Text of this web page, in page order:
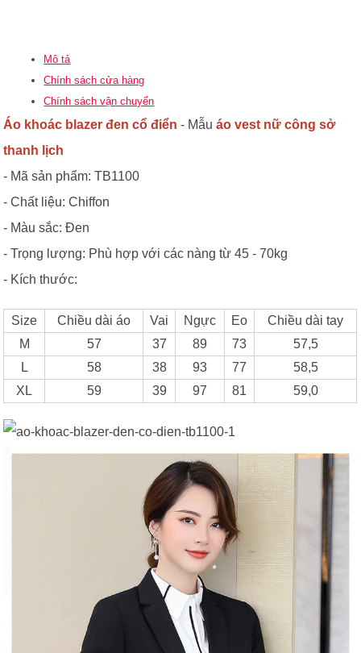
Mô tả
Chính sách cửa hàng
Chính sách vận chuyển
Áo khoác blazer đen cổ điển - Mẫuáo vest nữ công sở
thanh lịch
- Mã sản phẩm: TB1100
- Chất liệu: Chiffon
- Màu sắc: Đen
- Trọng lượng: Phù hợp với các nàng từ 45 - 70kg
- Kích thước:
Size Chiều dài áo Vai Ngực Eo
Chiều dài tay
M
57 37 89 73
57,5
L
58 38 93 77
58,5
XL
59 39 97 81 59,0